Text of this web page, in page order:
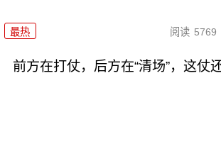
最热 阅读 5769
前方在打仗，后方在“清场”，这仗